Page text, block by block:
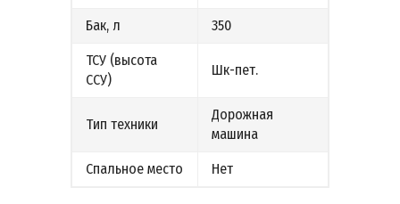
Бак, л 350
ТСУ (высота
ССУ)
Шк-пет.
Тип техники
Дорожная
машина
Спальное место Нет